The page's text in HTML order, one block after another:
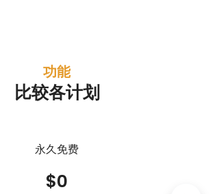
功能
比较各计划
永久免费
$0